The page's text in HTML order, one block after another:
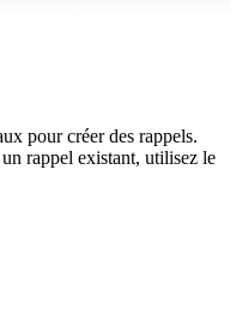
pour créer des rappels.
rappel existant, utilisez le